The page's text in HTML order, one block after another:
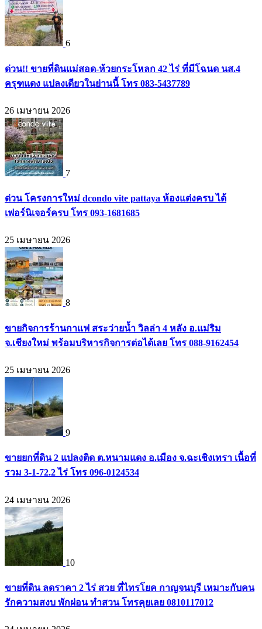
6
ด่วน!! ขายที่ดินแม่สอด-ห้วยกระโหลก 42 ไร่ ที่มีโฉนด นส.4
ครุฑแดง แปลงเดียวในย่านนี้ โทร 083-5437789
26 เมษายน 2026
7
ด่วน โครงการใหม่ dcondo vite pattaya ห้องแต่งครบ ได้
เฟอร์นิเจอร์ครบ โทร 093-1681685
25 เมษายน 2026
8
ขายกิจการร้านกาแฟ สระว่ายน้ำ วิลล่า 4 หลัง อ.แม่ริม
จ.เชียงใหม่ พร้อมบริหารกิจการต่อได้เลย โทร 088-9162454
25 เมษายน 2026
9
ขายยกที่ดิน 2 แปลงติด ต.หนามแดง อ.เมือง จ.ฉะเชิงเทรา เนื้อที่
รวม 3-1-72.2 ไร่ โทร 096-0124534
24 เมษายน 2026
10
ขายที่ดิน ลดราคา 2 ไร่ สวย ที่ไทรโยค กาญจนบุรี เหมาะกับคน
รักความสงบ พักผ่อน ทำสวน โทรคุยเลย 0810117012